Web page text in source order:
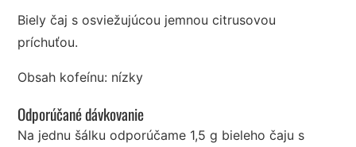
Biely čaj s osviežujúcou jemnou citrusovou
príchuťou.
Obsah kofeínu: nízky
Odporúčané dávkovanie
Na jednu šálku odporúčame 1,5 g bieleho čaju s